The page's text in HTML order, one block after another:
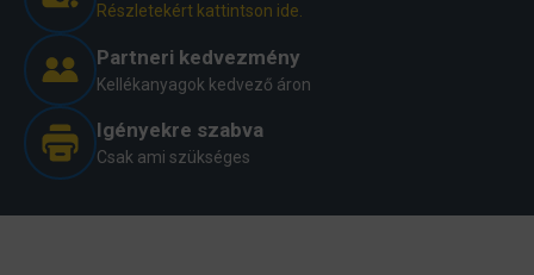
Részletekért kattintson ide.
Partneri kedvezmény
Kellékanyagok kedvező áron
Igényekre szabva
Csak ami szükséges